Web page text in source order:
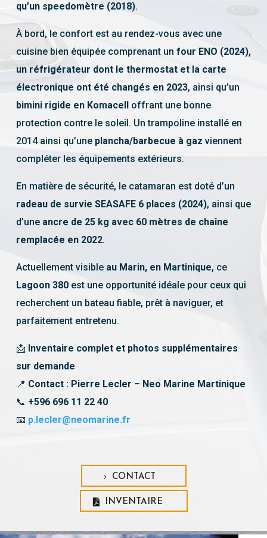
qu’un speedomètre (2018).
À bord, le confort est au rendez-vous avec une
cuisine bien équipée comprenant un four ENO (2024),
un réfrigérateur dont le thermostat et la carte
électronique ont été changés en 2023, ainsi qu’un
bimini rigide en Komacell
offrant une bonne
protection contre le soleil. Un trampoline installé en
2014 ainsi qu’une plancha/barbecue à gaz viennent
compléter les équipements extérieurs.
En matière de sécurité, le catamaran est doté d’un
radeau de survie SEASAFE 6 places (2024), ainsi que
d’une ancre de 25 kg avec 60 mètres de chaîne
remplacée en 2022.
Actuellement visible au Marin, en Martinique, ce
Lagoon 380est une opportunité idéale pour ceux qui
recherchent un bateau fiable, prêt à naviguer, et
parfaitement entretenu.
📩 Inventaire complet et photos supplémentaires
sur demande
📍 Contact : Pierre Lecler – Neo Marine Martinique
📞 +596 696 11 22 40
📧 p.lecler@neomarine.fr
CONTACT
INVENTAIRE